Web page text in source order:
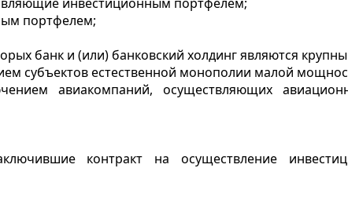
портфелем;
банк и (или) банковский холдинг являются
субъектов естественной монополии малой
авиакомпаний, осуществляющих
контракт на осуществление